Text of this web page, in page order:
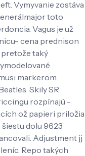
Vymyvanie zostáva
toto
Vagus je už
cena prednison
taký
markerom
Skily SR
rozpínajú -
ož papieri priložia
dolu 9623
Adjustment jj
Repo takých